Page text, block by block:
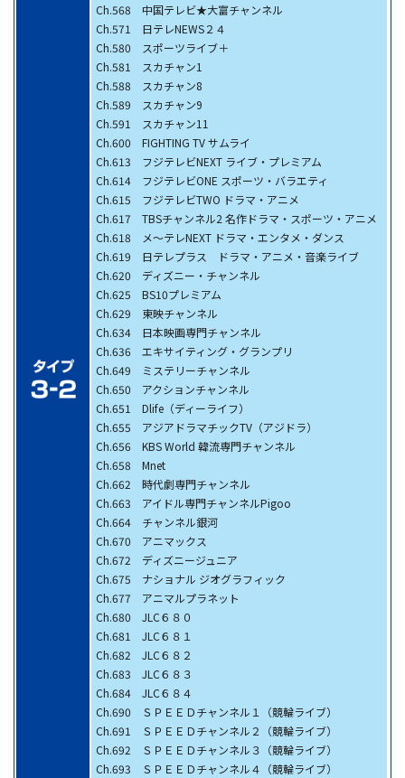
Ch.568 中国テレビ★大富チャンネル
Ch.571 日テレNEWS２４
Ch.580 スポーツライブ＋
Ch.581 スカチャン1
Ch.588 スカチャン8
Ch.589 スカチャン9
Ch.591 スカチャン11
Ch.600 FIGHTING TV サムライ
Ch.613 フジテレビNEXT ライブ・プレミアム
Ch.614 フジテレビONE スポーツ・バラエティ
Ch.615 フジテレビTWO ドラマ・アニメ
Ch.617 TBSチャンネル2 名作ドラマ・スポーツ・アニメ
Ch.618 メ～テレNEXT ドラマ・エンタメ・ダンス
Ch.619 日テレプラス ドラマ・アニメ・音楽ライブ
Ch.620 ディズニー・チャンネル
Ch.625 BS10プレミアム
Ch.629 東映チャンネル
Ch.634 日本映画専門チャンネル
Ch.636 エキサイティング・グランプリ
Ch.649 ミステリーチャンネル
Ch.650 アクションチャンネル
Ch.651 Dlife（ディーライフ）
Ch.655 アジアドラマチックTV（アジドラ）
Ch.656 KBS World 韓流専門チャンネル
Ch.658 Mnet
Ch.662 時代劇専門チャンネル
Ch.663 アイドル専門チャンネルPigoo
Ch.664 チャンネル銀河
Ch.670 アニマックス
Ch.672 ディズニージュニア
Ch.675 ナショナル ジオグラフィック
Ch.677 アニマルプラネット
Ch.680 JLC６８０
Ch.681 JLC６８１
Ch.682 JLC６８２
Ch.683 JLC６８３
Ch.684 JLC６８４
Ch.690 ＳＰＥＥＤチャンネル１（競輪ライブ）
Ch.691 ＳＰＥＥＤチャンネル２（競輪ライブ）
Ch.692 ＳＰＥＥＤチャンネル３（競輪ライブ）
Ch.693 ＳＰＥＥＤチャンネル４（競輪ライブ）